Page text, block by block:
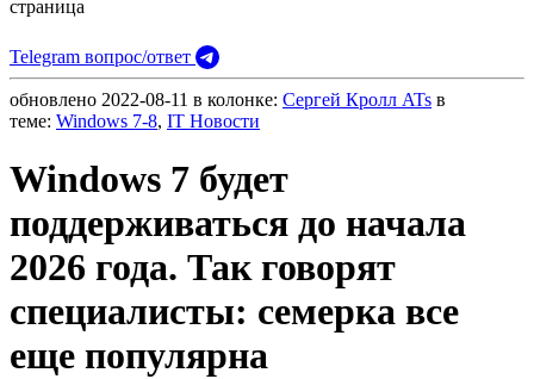
страница
Telegram вопрос/ответ
обновлено 2022-08-11 в колонке: Сергей Кролл ATs в
теме: Windows 7-8, IT Новости
Windows 7 будет
поддерживаться до начала
2026 года. Так говорят
специалисты: семерка все
еще популярна